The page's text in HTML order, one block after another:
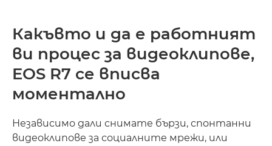
Какъвто и да е работният
ви процес за видеоклипове,
EOS R7 се вписва
моментално
Независимо дали снимате бързи, спонтанни
видеоклипове за социалните мрежи, или